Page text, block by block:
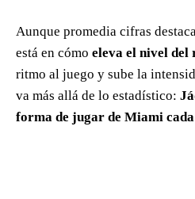
Aunque promedia cifras
está en cómo eleva el nivel del
ritmo al juego y sube la
va más allá de lo estadístico:
forma de jugar de Miami